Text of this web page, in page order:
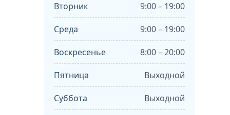
Вторник 9:00 – 19:00
Среда 9:00 – 19:00
Воскресенье 8:00 – 20:00
Пятница Выходной
Суббота Выходной